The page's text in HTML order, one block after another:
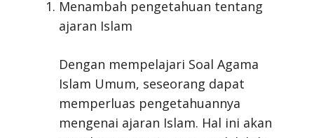
Menambah pengetahuan tentang
ajaran Islam
Dengan mempelajari Soal Agama
Islam Umum, seseorang dapat
memperluas pengetahuannya
mengenai ajaran Islam. Hal ini akan